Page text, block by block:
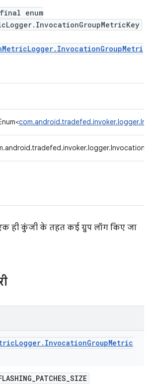
enum
ही कुंजी के तहत कई ग्रुप लॉग किए जा
Logger. InvocationGroupMetric
_PATCHES_SIZE